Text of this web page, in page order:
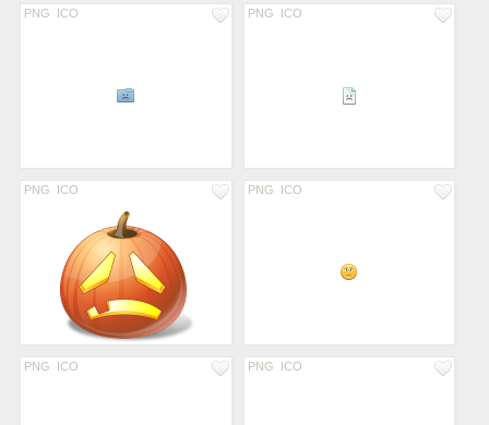
PNG ICO PNG ICO
PNG ICO PNG ICO
PNG ICO PNG ICO